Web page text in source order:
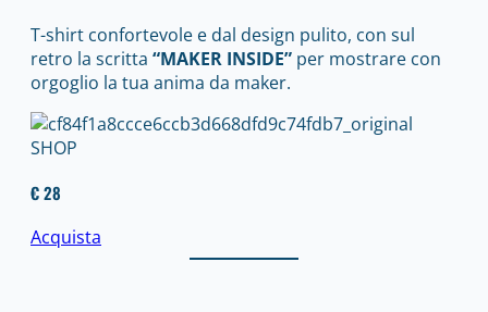
T-shirt confortevole e dal design pulito, con sul
retro la scritta “MAKER INSIDE” per mostrare con
orgoglio la tua anima da maker.
€ 28
Acquista